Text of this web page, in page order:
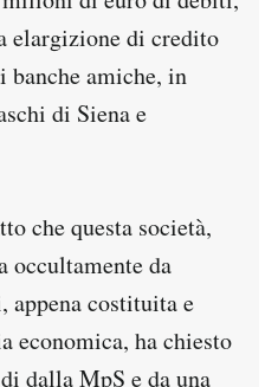
elargizione di credito
banche amiche, in
di Siena e
che questa società,
da
costituita e
economica, ha chiesto
dalla MpS e da una